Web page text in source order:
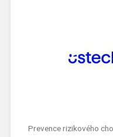
Prevence rizikového